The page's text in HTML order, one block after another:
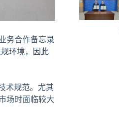
务合作备忘录
环境，因此
术规范。尤其
场时面临较大